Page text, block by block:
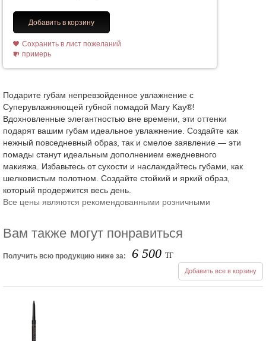
Добавить в корзину
Сохранить в лист пожеланий
примерь
Подарите губам непревзойденное увлажнение с
Суперувлажняющей губной помадой Mary Kay®!
Вдохновленные элегантностью вне времени, эти оттенки
подарят вашим губам идеальное увлажнение. Создайте как
нежный повседневный образ, так и смелое заявление — эти
помады станут идеальным дополнением ежедневного
макияжа. Избавьтесь от сухости и наслаждайтесь губами, как
шелковистым полотном. Создайте стойкий и яркий образ,
который продержится весь день.
Все цены являются рекомендованными розничными
Вам также могут понравиться
Получить всю продукцию ниже за: 6 500 ТГ
Добавить все в корзину